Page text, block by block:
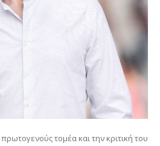
τομέα και την κριτική του